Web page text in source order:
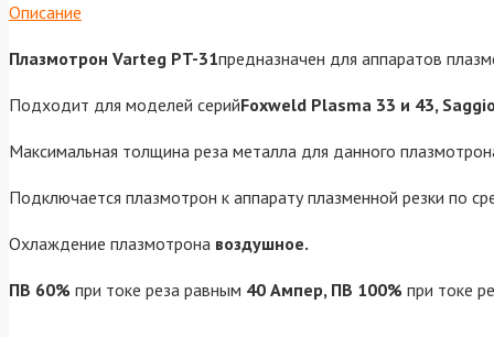
Описание
Плазмотрон Varteg PT-31предназначен для аппаратов
Подходит для моделей серийFoxweld Plasma 33 и 43,
Максимальная толщина реза металла для данного
Подключается плазмотрон к аппарату плазменной резки по
Охлаждение плазмотрона воздушное.
ПВ 60% при токе реза равным 40 Ампер, ПВ 100% при токе